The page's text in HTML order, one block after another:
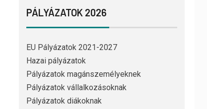
PÁLYÁZATOK 2026
EU Pályázatok 2021-2027
Hazai pályázatok
Pályázatok magánszemélyeknek
Pályázatok vállalkozásoknak
Pályázatok diákoknak